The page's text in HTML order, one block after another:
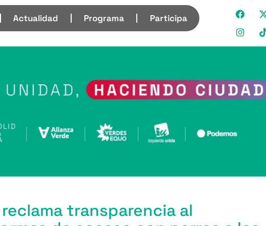
Actualidad Programa Participa
transparencia al